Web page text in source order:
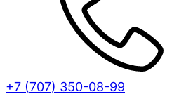
+7 (707) 350-08-99